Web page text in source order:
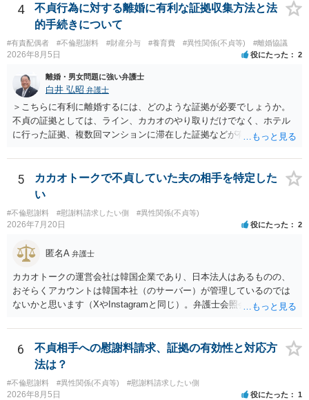
い（免責された借金を任意でも支払ってしまうとトラブルの元になり
ます） ・過去のDVや過剰請求の経緯を踏まえ、相手の感情に流されな
い ・予定通り毅然とした態度で距離を置く 法律上の制限はないもの
の、ご自身の生活と精神的な安定を守るためにも、お互いに距離を置
くというご判断は非常に賢明かと思います。
4
不貞行為に対する離婚に有利な証拠収集方法と法
的手続きについて
#有責配偶者 #不倫慰謝料 #財産分与 #養育費 #異性関係(不貞等) #離婚協議
2026年8月5日 役にたった 2
離婚・男女問題に強い弁護士
白井 弘昭 弁護士
＞こちらに有利に離婚するには、どのような証拠が必要でしょうか。
不貞の証拠としては、ライン、カカオのやり取りだけでなく、ホテル
に行った証拠、複数回マンションに滞在した証拠などが有効です。 不
婚する、慰謝料をとるなど）ことができると思われます。 ただし、不
貞発覚後、長期間同居を続けると、不貞を許したとの評価につながる
場合がありますので、ご注意ください。 以上、ご参考まで。
5
カカオトークで不貞していた夫の相手を特定した
い
#不倫慰謝料 #慰謝料請求したい側 #異性関係(不貞等)
2026年7月20日 役にたった 2
匿名A 弁護士
カカオトークの運営会社は韓国企業であり、日本法人はあるものの、
おそらくアカウントは韓国本社（のサーバー）が管理しているのでは
ないかと思います（XやInstagramと同じ）。弁護士会照会は日本法に
対する照会は基本的にできないと解されています（弁護士会によって
は例外的に認める扱いもありますが、かなり限定されているので一般
的ではないでしょう）。もし韓国本社がアカウント管理をしているな
ら、日本法人へ送っても「ウチでは管理していない」という回答にな
ります。 個人で直接他人のID情報の開示を求めても拒否されるでしょ
6
不貞相手への慰謝料請求、証拠の有効性と対応方
法は？
#不倫慰謝料 #異性関係(不貞等) #慰謝料請求したい側
2026年8月5日 役にたった 1